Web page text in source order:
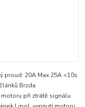
proud: 20A Max 25A <10s
Brzda
při ztrátě signálu